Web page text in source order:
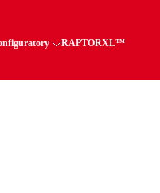
RAPTORXL™